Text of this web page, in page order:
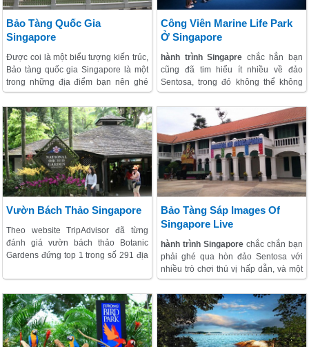
Bảo Tàng Quốc Gia
Singapore
Được coi là một biểu tượng kiến trúc,
Bảo tàng quốc gia Singapore là một
trong những địa điểm bạn nên ghé
qua nếu như có thời gian rảnh rỗi.
Nơi này được thi công từ năm 1887
và những năm gần đây đã được
trùng tu lại rất khang trang, sạch đẹp.
Bảo tàng quốc gia có diện tích lớn
nhất trong số các bảo tàng trên khắp
cả nước và có vị trí ngay trung tâm
thành phố thuận tiện đi lại.
Công Viên Marine Life Park
Ở Singapore
hành trình Singapre chắc hẳn bạn
cũng đã tim hiểu ít nhiều về đảo
Sentosa, trong đó không thể không
nhắc tới nơi cực nhiều trò vui chơi
giải trí với tên gọi Resorts World
Sentosa. Trong khuôn viên ở đây, một
khi đã vào rồi thì Marine Life Park sẽ
là địa chỉ số một mà bạn cần phải
đến đầu tiên. Nơi đây có thủy cung
lớn nhất thế giới cũng như có cả một
bộ sưu tập những loài sinh vật biển
đầy màu sắc đa dạng.
Vườn Bách Thảo Singapore
Theo website TripAdvisor đã từng
đánh giá vườn bách thảo Botanic
Gardens đứng top 1 trong số 291 địa
Singapore. Nơi này sẽ đem đến cho
bạn sự thư giãn cực kỳ thoải mái,
khác hẳn với sự ồn ào nơi thành thị
tấp nập. Botanic được ví von như một
khu rừng mưa nhiệt đới được thu nhỏ
lại mà đặt vào trong lòng thành phố
Bảo Tàng Sáp Images Of
Singapore Live
hành trình Singapore chắc chắn bạn
phải ghé qua hòn đảo Sentosa với
nhiều trò chơi thú vị hấp dẫn, và một
trong số địa điểm được nhiều lữ
khách ghé thăm nhất đó làImages of
Singapore live (bảo tàng hình ảnh
Singapore)– một bảo tàng sáp sống
động. Tại đây tái hiện lên khung cảnh
đời sông sinh hoạt hàng ngày của